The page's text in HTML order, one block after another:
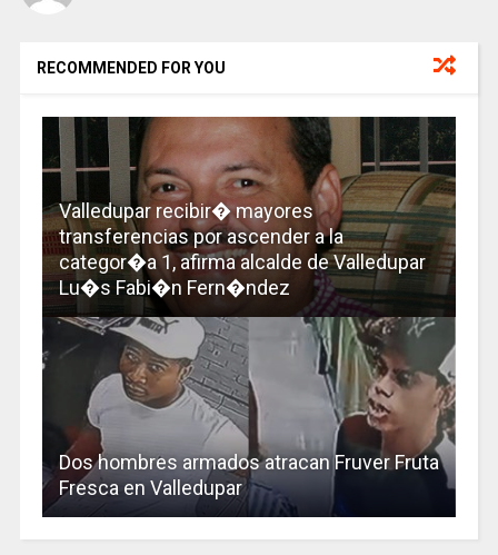
RECOMMENDED FOR YOU
Valledupar recibir� mayores
transferencias por ascender a la
categor�a 1, afirma alcalde de Valledupar
Lu�s Fabi�n Fern�ndez
Dos hombres armados atracan Fruver Fruta
Fresca en Valledupar